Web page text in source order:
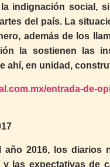
indignación social,
del país. La
además de los
la sostienen las
ahí, en unidad,
entrada-de-
año 2016, los diarios
y las expectativas de